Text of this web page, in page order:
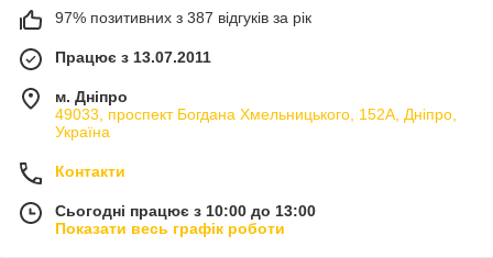
97% позитивних з 387 відгуків за рік
Працює з 13.07.2011
м. Дніпро
49033, проспект Богдана Хмельницького, 152А, Дніпро,
Україна
Контакти
Сьогодні працює з 10:00 до 13:00
Показати весь графік роботи